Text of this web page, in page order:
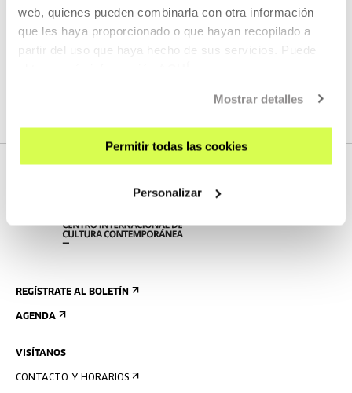
web, quienes pueden combinarla con otra información
que les haya proporcionado o que hayan recopilado a
partir del uso que haya hecho de sus servicios. Puede
Mostrar detalles
Permitir todas las cookies
Personalizar
Ikusmira Berriak es un programa de residencias y
desarrollo de proyectos que apoya e impulsa el talento
REGÍSTRATE AL BOLETÍN
AGENDA
VISÍTANOS
CONTACTO Y HORARIOS